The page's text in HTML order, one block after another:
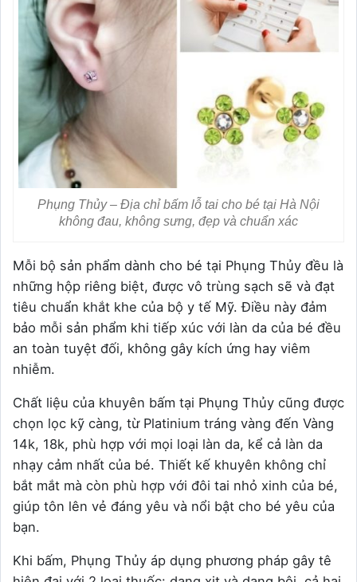
Phụng Thủy – Địa chỉ bấm lỗ tai cho bé tại Hà Nội
không đau, không sưng, đẹp và chuẩn xác
Mỗi bộ sản phẩm dành cho bé tại Phụng Thủy đều là
những hộp riêng biệt, được vô trùng sạch sẽ và đạt
tiêu chuẩn khắt khe của bộ y tế Mỹ. Điều này đảm
bảo mỗi sản phẩm khi tiếp xúc với làn da của bé đều
an toàn tuyệt đối, không gây kích ứng hay viêm
nhiễm.
Chất liệu của khuyên bấm tại Phụng Thủy cũng được
chọn lọc kỹ càng, từ Platinium tráng vàng đến Vàng
14k, 18k, phù hợp với mọi loại làn da, kể cả làn da
nhạy cảm nhất của bé. Thiết kế khuyên không chỉ
bắt mắt mà còn phù hợp với đôi tai nhỏ xinh của bé,
giúp tôn lên vẻ đáng yêu và nổi bật cho bé yêu của
bạn.
Khi bấm, Phụng Thủy áp dụng phương pháp gây tê